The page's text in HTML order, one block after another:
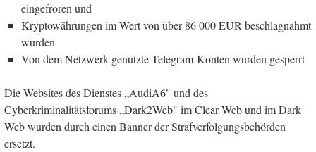
eingefroren und
Kryptowährungen im Wert von über 86 000 EUR beschlagnahmt
wurden
Von dem Netzwerk genutzte Telegram-Konten wurden gesperrt
Die Websites des Dienstes „AudiA6" und des
Cyberkriminalitätsforums „Dark2Web" im Clear Web und im Dark
Web wurden durch einen Banner der Strafverfolgungsbehörden
ersetzt.